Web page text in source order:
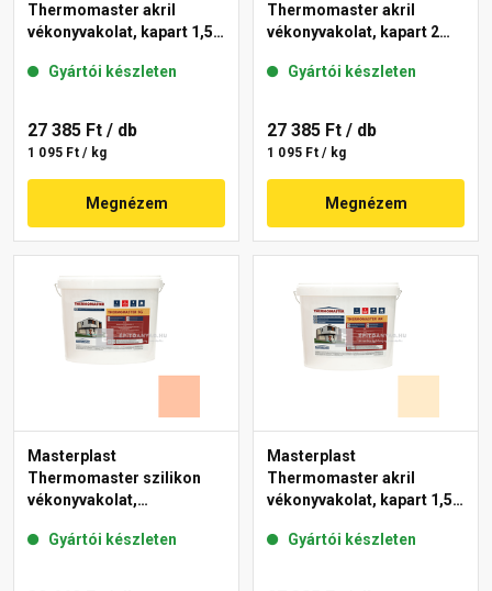
Thermomaster akril
vékonyvakolat, kapart 1,5
Gyártói készleten
27 385 Ft / db
1 095 Ft / kg
Megnézem
Thermomaster akril
vékonyvakolat, kapart 2
Gyártói készleten
27 385 Ft / db
1 095 Ft / kg
Megnézem
Masterplast
Thermomaster szilikon
vékonyvakolat,
15-D 25 kg
Gyártói készleten
Masterplast
Thermomaster akril
vékonyvakolat, kapart 1,5
Gyártói készleten